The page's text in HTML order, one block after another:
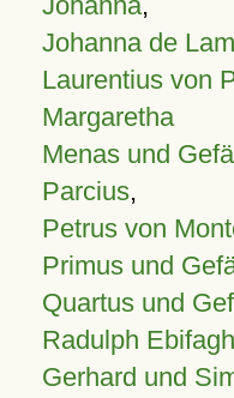
Johanna de
Laurentius von
Margaretha
Menas und
Parcius,
Petrus von
Primus und
Quartus und
Radulph Ebifagh
Gerhard und